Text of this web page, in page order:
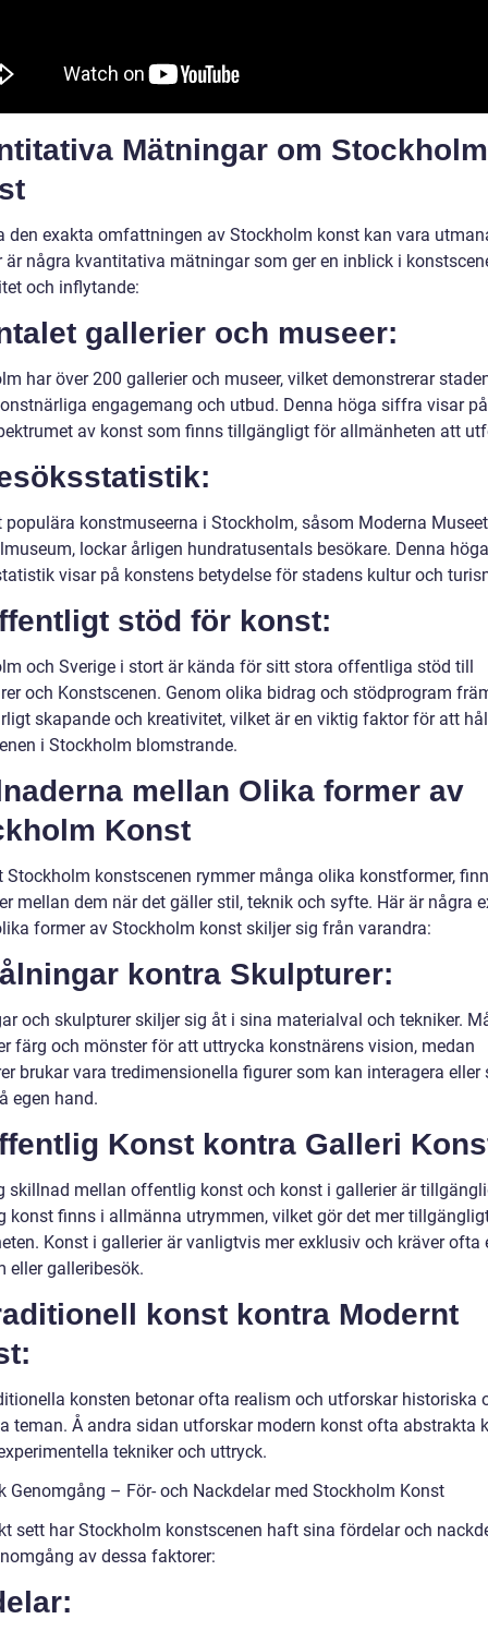
Mätningar om Stockholm
den exakta omfattningen av Stockholm konst kan vara
är några kvantitativa mätningar som ger en inblick i
och inflytande:
gallerier och museer:
har över 200 gallerier och museer, vilket demonstrerar
engagemang och utbud. Denna höga siffra visar
av konst som finns tillgängligt för allmänheten att
populära konstmuseerna i Stockholm, såsom Moderna
lockar årligen hundratusentals besökare. Denna höga
visar på konstens betydelse för stadens kultur och
stöd för konst:
och Sverige i stort är kända för sitt stora offentliga stöd till
och Konstscenen. Genom olika bidrag och stödprogram
skapande och kreativitet, vilket är en viktig faktor för att
i Stockholm blomstrande.
mellan Olika former av
Konst
Stockholm konstscenen rymmer många olika konstformer,
mellan dem när det gäller stil, teknik och syfte. Här är några
former av Stockholm konst skiljer sig från varandra:
kontra Skulpturer:
och skulpturer skiljer sig åt i sina materialval och tekniker.
färg och mönster för att uttrycka konstnärens vision, medan
brukar vara tredimensionella figurer som kan interagera eller
egen hand.
Konst kontra Galleri
skillnad mellan offentlig konst och konst i gallerier är
konst finns i allmänna utrymmen, vilket gör det mer
Konst i gallerier är vanligtvis mer exklusiv och kräver ofta
eller galleribesök.
konst kontra Modernt
konsten betonar ofta realism och utforskar historiska
teman. Å andra sidan utforskar modern konst ofta abstrakta
tekniker och uttryck.
Genomgång – För- och Nackdelar med Stockholm Konst
sett har Stockholm konstscenen haft sina fördelar och
av dessa faktorer: